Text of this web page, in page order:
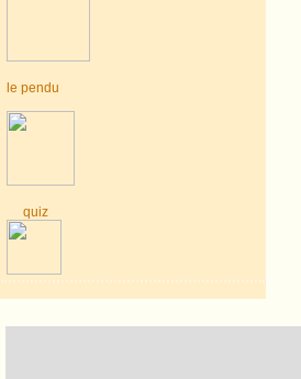
le pendu
quiz